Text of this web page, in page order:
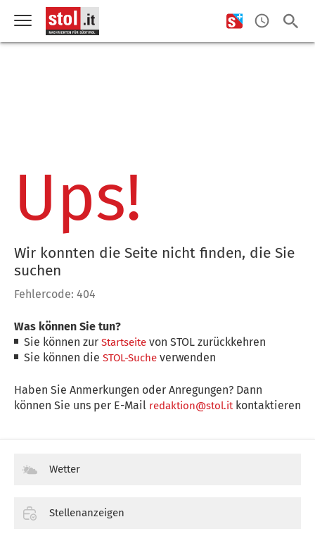
Ups!
Wir konnten die Seite nicht finden, die Sie
suchen
Fehlercode: 404
Was können Sie tun?
Sie können zurStartseite von STOL zurückkehren
Sie können dieSTOL-Suche verwenden
Haben Sie Anmerkungen oder Anregungen? Dann
können Sie uns per E-Mail redaktion@stol.itkontaktieren
Wetter
Stellenanzeigen